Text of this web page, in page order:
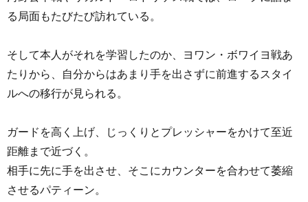
る局面もたびたび訪れている。
そして本人がそれを学習したのか、ヨワン・ボワイヨ戦あ
たりから、自分からはあまり手を出さずに前進するスタイ
ルへの移行が見られる。
ガードを高く上げ、じっくりとプレッシャーをかけて至近
距離まで近づく。
相手に先に手を出させ、そこにカウンターを合わせて萎縮
させるパティーン。